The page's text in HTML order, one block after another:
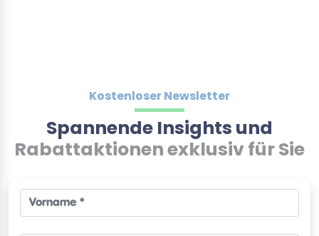
Kostenloser Newsletter
Spannende Insights und
Rabattaktionen exklusiv für Sie